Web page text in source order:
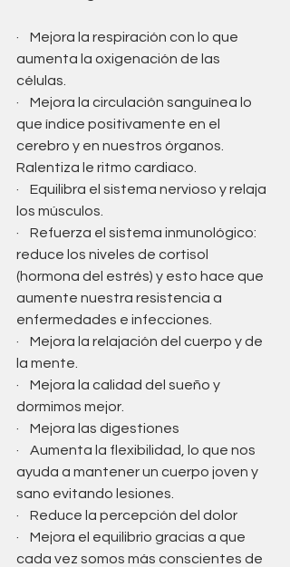
·    Mejora la respiración con lo que
aumenta la oxigenación de las
células.
·    Mejora la circulación sanguínea lo
que índice positivamente en el
cerebro y en nuestros órganos.
Ralentiza le ritmo cardiaco.
·    Equilibra el sistema nervioso y relaja
los músculos.
·    Refuerza el sistema inmunológico:
reduce los niveles de cortisol
(hormona del estrés) y esto hace que
aumente nuestra resistencia a
enfermedades e infecciones.
·    Mejora la relajación del cuerpo y de
la mente.
·    Mejora la calidad del sueño y
dormimos mejor.
·    Mejora las digestiones
·    Aumenta la flexibilidad, lo que nos
ayuda a mantener un cuerpo joven y
sano evitando lesiones.
·    Reduce la percepción del dolor
·    Mejora el equilibrio gracias a que
cada vez somos más conscientes de